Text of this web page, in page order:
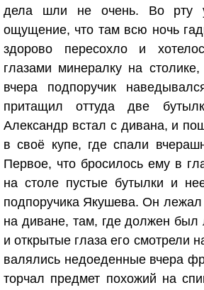
дела шли не очень. Во рту
ощущение, что там всю ночь
здорово пересохло и
глазами минералку на
вчера подпоручик
притащил оттуда две
Александр встал с дивана, и
в своё купе, где спали
Первое, что бросилось ему в
на столе пустые бутылки и
подпоручика Якушева. Он лежал
на диване, там, где должен был
и открытые глаза его смотрели
валялись недоеденные вчера
торчал предмет похожий на